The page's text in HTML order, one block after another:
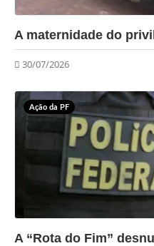
?>
A maternidade do
30/07/2026
Ação da PF
?>
A “Rota do Fim”